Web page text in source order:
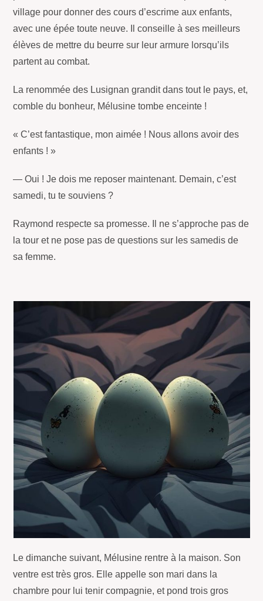
village pour donner des cours d’escrime aux enfants,
avec une épée toute neuve. Il conseille à ses meilleurs
élèves de mettre du beurre sur leur armure lorsqu’ils
partent au combat.
La renommée des Lusignan grandit dans tout le pays, et,
comble du bonheur, Mélusine tombe enceinte !
« C’est fantastique, mon aimée ! Nous allons avoir des
enfants ! »
— Oui ! Je dois me reposer maintenant. Demain, c’est
samedi, tu te souviens ?
Raymond respecte sa promesse. Il ne s’approche pas de
la tour et ne pose pas de questions sur les samedis de
sa femme.
Le dimanche suivant, Mélusine rentre à la maison. Son
ventre est très gros. Elle appelle son mari dans la
chambre pour lui tenir compagnie, et pond trois gros